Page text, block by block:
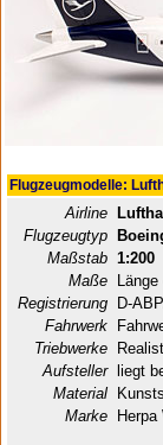
Flugzeugmodelle:
Airline
Flugzeugtyp
Maßstab 1:200
Maße
Registrierung
D-
Fahrwerk
Triebwerke
Aufsteller
liegt
Material
Marke